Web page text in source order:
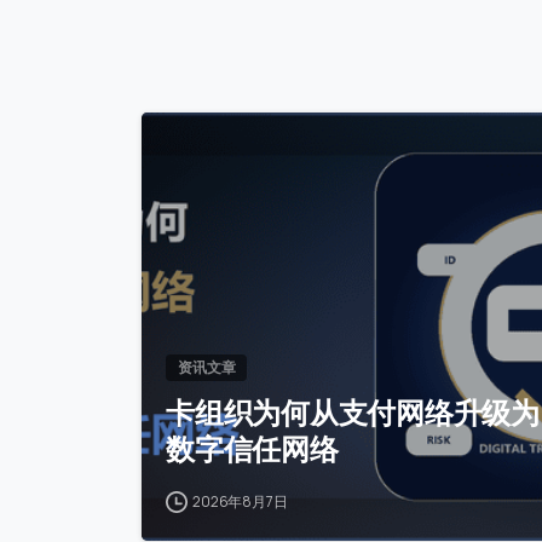
0
资讯文章
卡组织为何从支付网络升级为
数字信任网络
2026年8月7日